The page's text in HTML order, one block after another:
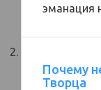
эманация
Почему
Творца